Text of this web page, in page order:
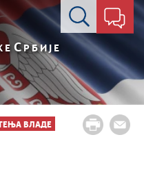
Контакт форма
СРБИЈЕ
ВЛАДЕ